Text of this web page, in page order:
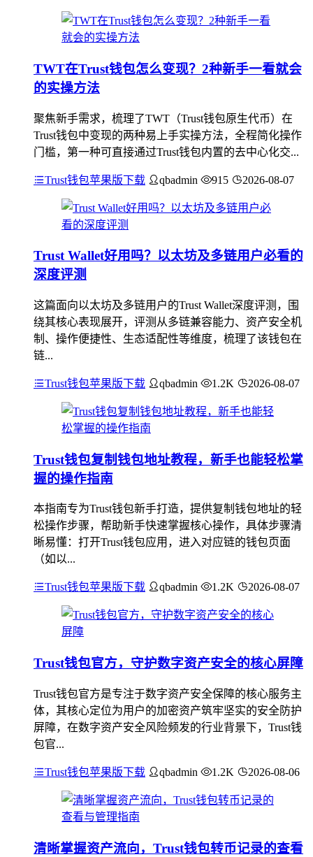
TWT在Trust钱包怎么变现？2种新手一看就会
的实操方法
聚焦新手需求，梳理了TWT（Trust钱包原生代币）在
Trust钱包中变现的两种易上手实操方法，全程简化操作
门槛，第一种可直接通过Trust钱包内置的去中心化交...
Trust钱包苹果版下载 qbadmin 915 2026-08-07
Trust Wallet好用吗？以太坊及多链用户必看的
深度评测
这篇面向以太坊及多链用户的Trust Wallet深度评测，围
绕其核心表现展开，评测从多链兼容能力、资产安全机
制、操作便捷性、生态适配性等维度，梳理了该钱包在
链...
Trust钱包苹果版下载 qbadmin 1.2K 2026-08-07
Trust钱包复制钱包地址教程，新手也能轻松掌
握的操作指南
本指南专为Trust钱包新手打造，提供复制钱包地址的轻
松操作步骤，帮助新手快速掌握核心操作，具体步骤清
晰易懂：打开Trust钱包应用，进入对应链的钱包页面
（如以...
Trust钱包苹果版下载 qbadmin 1.2K 2026-08-07
Trust钱包官方，守护数字资产安全的核心屏障
Trust钱包官方是专注于数字资产安全保障的核心服务主
体，其核心定位为用户的加密资产筑牢坚实的安全防护
屏障，在数字资产安全风险频发的行业背景下，Trust钱
包官...
Trust钱包苹果版下载 qbadmin 1.2K 2026-08-06
清晰掌握资产流向，Trust钱包转币记录的查看